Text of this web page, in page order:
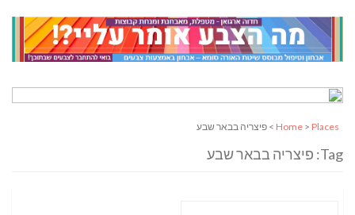
Home > Places > פיצריה בבאר שבע
Tag: פיצריה בבאר שבע